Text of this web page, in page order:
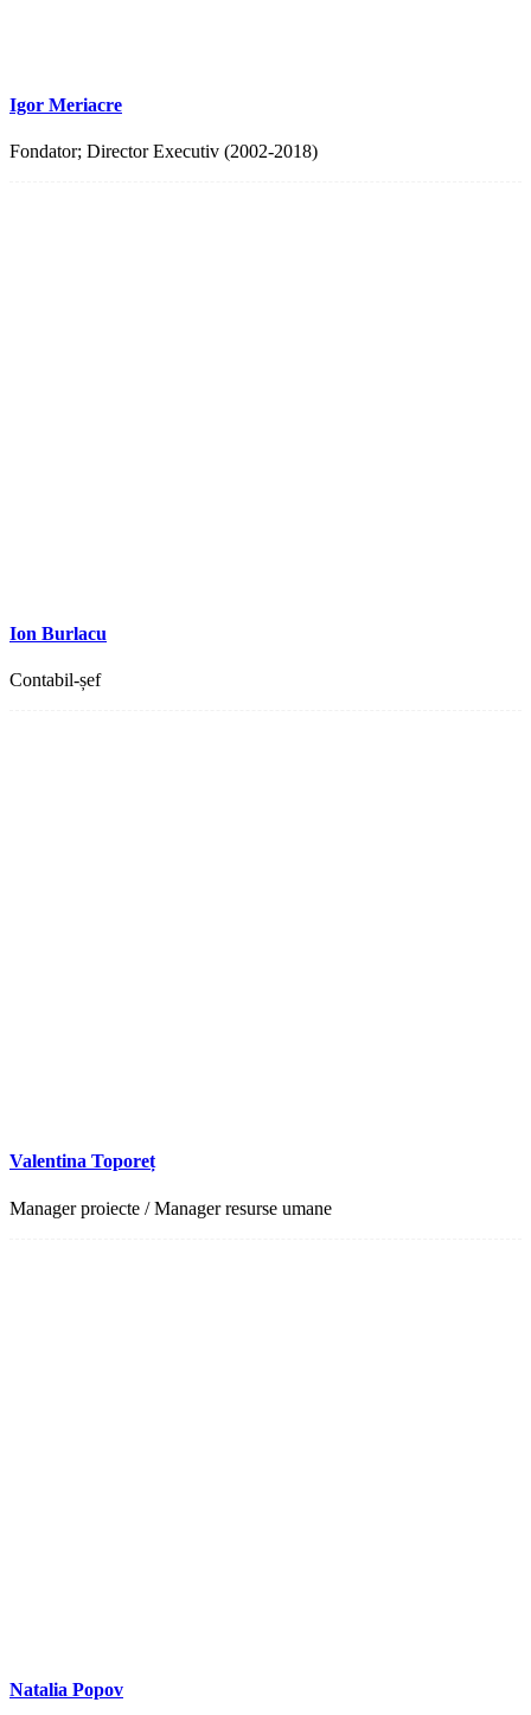
Igor Meriacre
Fondator; Director Executiv (2002-2018)
Ion Burlacu
Contabil-șef
Valentina Toporeț
Manager proiecte / Manager resurse umane
Natalia Popov